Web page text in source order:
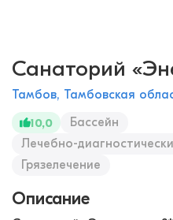
Санаторий
Тамбов, Тамбовская
10,0
Бассейн
Лечебно-
Грязелечение
Описание